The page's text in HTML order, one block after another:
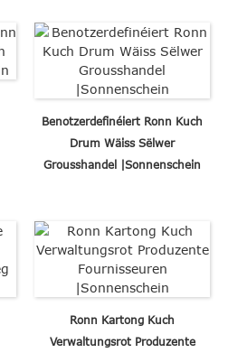
Benotzerdefinéiert Ronn Kuch
Drum Wäiss Sëlwer
Grousshandel |Sonnenschein
Ronn Kartong Kuch
Verwaltungsrot Produzente